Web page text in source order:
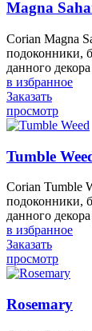
Magna
Corian Magna
подоконники,
данного
в избранное
Заказать
просмотр
Tumble
Corian Tumble
подоконники,
данного
в избранное
Заказать
просмотр
Rosemary